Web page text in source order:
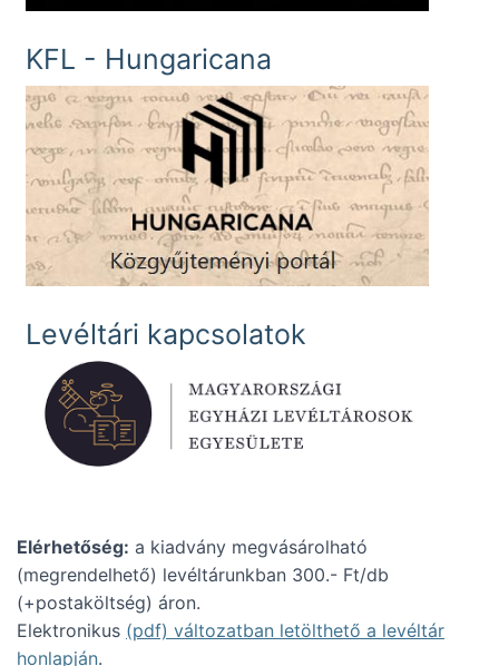
KFL - Hungaricana
Levéltári kapcsolatok
Elérhetőség: a kiadvány megvásárolható
(megrendelhető) levéltárunkban 300.- Ft/db
(+postaköltség) áron.
Elektronikus (pdf) változatban letölthető a levéltár
honlapján.